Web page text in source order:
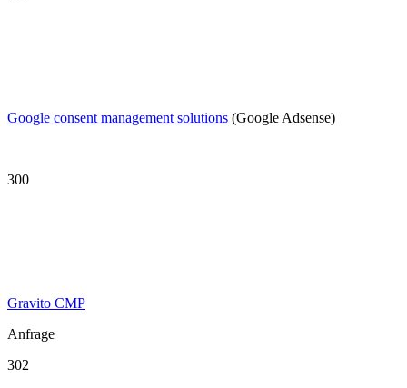
Google consent management solutions (Google Adsense)
300
Gravito CMP
Anfrage
302